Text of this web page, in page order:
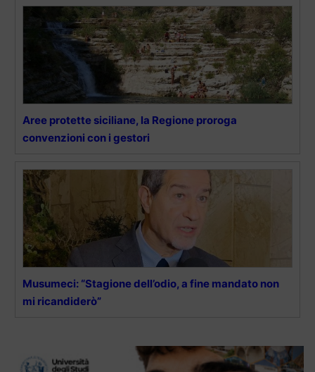
Aree protette siciliane, la Regione proroga
convenzioni con i gestori
Musumeci: “Stagione dell’odio, a fine mandato non
mi ricandiderò”